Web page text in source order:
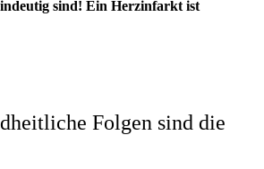
sind! Ein Herzinfarkt ist
Folgen sind die